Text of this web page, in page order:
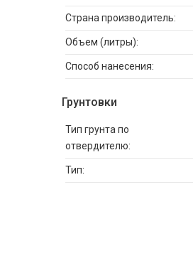
Страна производитель:
Объем (литры):
Способ нанесения:
Грунтовки
Тип грунта по
отвердителю:
Тип: